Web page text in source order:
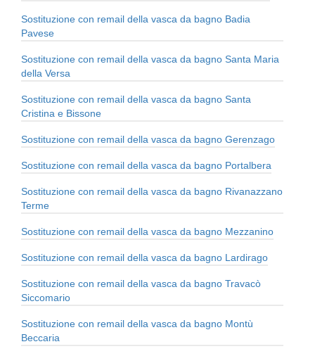
Sostituzione con remail della vasca da bagno Badia
Pavese
Sostituzione con remail della vasca da bagno Santa Maria
della Versa
Sostituzione con remail della vasca da bagno Santa
Cristina e Bissone
Sostituzione con remail della vasca da bagno Gerenzago
Sostituzione con remail della vasca da bagno Portalbera
Sostituzione con remail della vasca da bagno Rivanazzano
Terme
Sostituzione con remail della vasca da bagno Mezzanino
Sostituzione con remail della vasca da bagno Lardirago
Sostituzione con remail della vasca da bagno Travacò
Siccomario
Sostituzione con remail della vasca da bagno Montù
Beccaria